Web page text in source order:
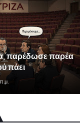
παρέδωσε παρέα
πάει